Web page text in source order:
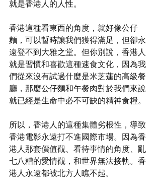
就是香港人的人性。
香港這種看東西的角度，就好像公仔
麵，可以暫時讓我們獲得滿足，但卻永
遠登不到大雅之堂。但你別說，香港人
就是習慣和喜歡這種速食文化，因為我
們從來沒有試過什麼是米芝蓮的高級餐
廳，那麼公仔麵和午餐肉對於我們來說
就已經是生命中必不可缺的精神食糧。
所以，香港人的這種集體劣根性，導致
香港電影永遠打不進國際市場。因為香
港人那套價值觀、看待事情的角度、亂
七八糟的愛情觀，和世界無法接軌。香
港人永遠都被北方人瞧不起。